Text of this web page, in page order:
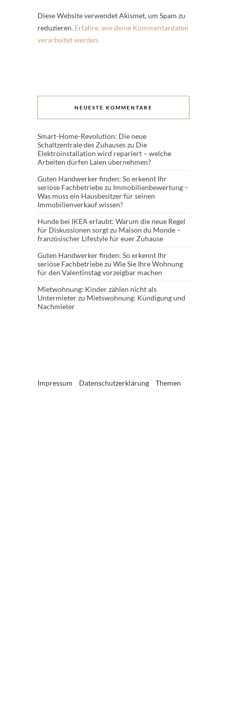
Diese Website verwendet Akismet, um Spam zu
reduzieren. Erfahre, wie deine Kommentardaten
verarbeitet werden.
NEUESTE KOMMENTARE
Smart-Home-Revolution: Die neue
Schaltzentrale des Zuhauseszu Die
Elektroinstallation wird repariert – welche
Arbeiten dürfen Laien übernehmen?
Guten Handwerker finden: So erkennt Ihr
seriöse Fachbetriebezu Immobilienbewertung –
Was muss ein Hausbesitzer für seinen
Immobilienverkauf wissen?
Hunde bei IKEA erlaubt: Warum die neue Regel
für Diskussionen sorgtzu Maison du Monde –
französischer Lifestyle für euer Zuhause
Guten Handwerker finden: So erkennt Ihr
seriöse Fachbetriebezu Wie Sie Ihre Wohnung
für den Valentinstag vorzeigbar machen
Mietwohnung: Kinder zählen nicht als
Untermieterzu Mietswohnung: Kündigung und
Nachmieter
Impressum Datenschutzerklärung Themen